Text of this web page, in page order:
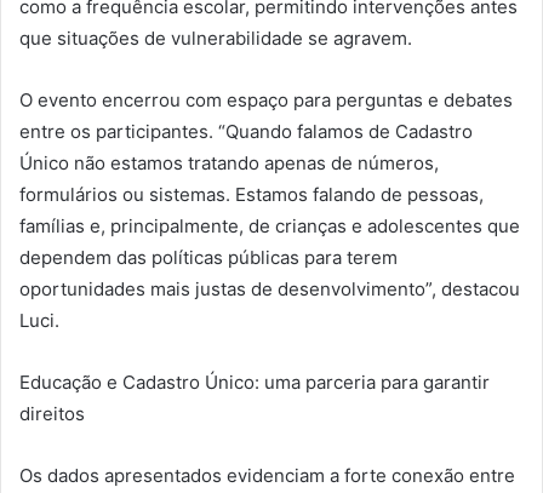
como a frequência escolar, permitindo intervenções antes
que situações de vulnerabilidade se agravem.
O evento encerrou com espaço para perguntas e debates
entre os participantes. “Quando falamos de Cadastro
Único não estamos tratando apenas de números,
formulários ou sistemas. Estamos falando de pessoas,
famílias e, principalmente, de crianças e adolescentes que
dependem das políticas públicas para terem
oportunidades mais justas de desenvolvimento”, destacou
Luci.
Educação e Cadastro Único: uma parceria para garantir
direitos
Os dados apresentados evidenciam a forte conexão entre